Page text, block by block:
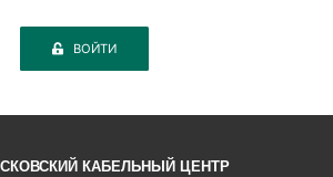
ВОЙТИ
КАБЕЛЬНЫЙ ЦЕНТР